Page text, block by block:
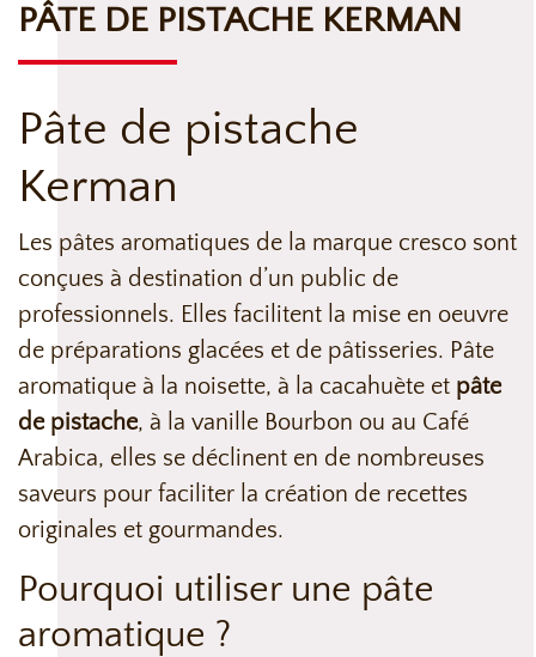
PÂTE DE PISTACHE KERMAN
Pâte de pistache
Kerman
Les pâtes aromatiques de la marque cresco sont
conçues à destination d’un public de
professionnels. Elles facilitent la mise en oeuvre
de préparations glacées et de pâtisseries. Pâte
aromatique à la noisette, à la cacahuète et pâte
de pistache, à la vanille Bourbon ou au Café
Arabica, elles se déclinent en de nombreuses
saveurs pour faciliter la création de recettes
originales et gourmandes.
Pourquoi utiliser une pâte
aromatique ?